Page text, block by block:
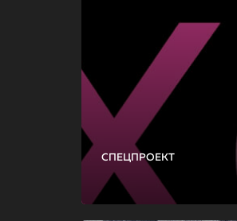
СПЕЦПРОЕКТ